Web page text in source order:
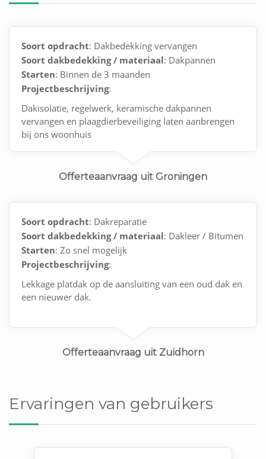
Soort opdracht: Dakbedekking vervangen
Soort dakbedekking / materiaal: Dakpannen
Starten: Binnen de 3 maanden
Projectbeschrijving:
Dakisolatie, regelwerk, keramische dakpannen
vervangen en plaagdierbeveiliging laten aanbrengen
bij ons woonhuis
Offerteaanvraag uit Groningen
Soort opdracht: Dakreparatie
Soort dakbedekking / materiaal: Dakleer / Bitumen
Starten: Zo snel mogelijk
Projectbeschrijving:
Lekkage platdak op de aansluiting van een oud dak en
een nieuwer dak.
Offerteaanvraag uit Zuidhorn
Ervaringen van gebruikers